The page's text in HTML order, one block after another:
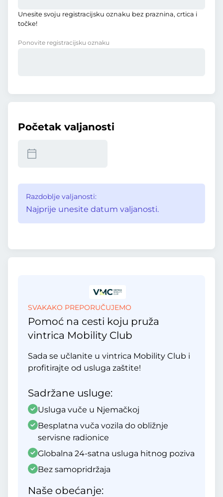
Unesite svoju registracijsku oznaku bez praznina, crtica i
točke!
Ponovite registracijsku oznaku
Početak valjanosti
Razdoblje valjanosti:
Najprije unesite datum valjanosti.
SVAKAKO PREPORUČUJEMO
Pomoć na cesti koju pruža
vintrica Mobility Club
Sada se učlanite u vintrica Mobility Club i
profitirajte od usluga zaštite!
Sadržane usluge:
Usluga vuče u Njemačkoj
Besplatna vuča vozila do obližnje
servisne radionice
Globalna 24-satna usluga hitnog poziva
Bez samopridržaja
Naše obećanje: